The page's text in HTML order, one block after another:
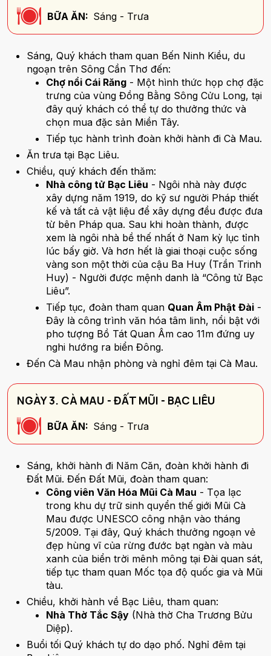
BỮA ĂN: Sáng - Trưa
Sáng, Quý khách tham quan Bến Ninh Kiều, du
ngoạn trên Sông Cần Thơ đến:
Chợ nổi Cái Răng - Một hình thức họp chợ đặc
trưng của vùng Đồng Bằng Sông Cửu Long, tại
đây quý khách có thể tự do thưởng thức và
chọn mua đặc sản Miền Tây.
Tiếp tục hành trình đoàn khởi hành đi Cà Mau.
Ăn trưa tại Bạc Liêu.
Chiều, quý khách đến thăm:
Nhà công tử Bạc Liêu - Ngôi nhà này được
xây dựng năm 1919, do kỹ sư người Pháp thiết
kế và tất cả vật liệu để xây dựng đều được đưa
từ bên Pháp qua. Sau khi hoàn thành, được
xem là ngôi nhà bề thế nhất ở Nam kỳ lục tỉnh
lúc bấy giờ. Và hơn hết là giai thoại cuộc sống
vàng son một thời của cậu Ba Huy (Trần Trinh
Huy) - Người được mệnh danh là “Công tử Bạc
Liêu”.
Tiếp tục, đoàn tham quan Quan Âm Phật Đài -
Đây là công trình văn hóa tâm linh, nổi bật với
pho tượng Bồ Tát Quan Âm cao 11m đứng uy
nghi hướng ra biển Đông.
Đến Cà Mau nhận phòng và nghỉ đêm tại Cà Mau.
NGÀY 3. CÀ MAU - ĐẤT MŨI - BẠC LIÊU
BỮA ĂN: Sáng - Trưa
Sáng, khởi hành đi Năm Căn, đoàn khởi hành đi
Đất Mũi. Đến Đất Mũi, đoàn tham quan:
Công viên Văn Hóa Mũi Cà Mau - Tọa lạc
trong khu dự trữ sinh quyển thế giới Mũi Cà
Mau được UNESCO công nhận vào tháng
5/2009. Tại đây, Quý khách thưởng ngoạn vẻ
đẹp hùng vĩ của rừng đước bạt ngàn và màu
xanh của biển trời mênh mông tại Đài quan sát,
tiếp tục tham quan Mốc tọa độ quốc gia và Mũi
tàu.
Chiều, khởi hành về Bạc Liêu, tham quan:
Nhà Thờ Tắc Sậy (Nhà thờ Cha Trương Bửu
Diệp).
Buổi tối Quý khách tự do dạo phố. Nghỉ đêm tại